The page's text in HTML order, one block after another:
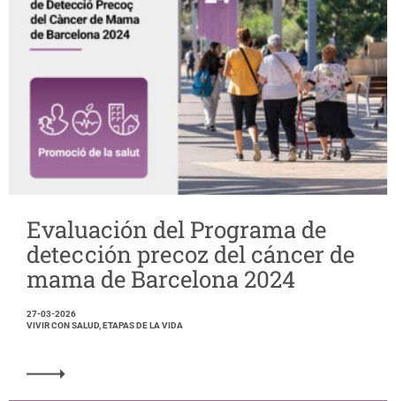
Evaluación del Programa de
detección precoz del cáncer de
mama de Barcelona 2024
27-03-2026
VIVIR CON SALUD, ETAPAS DE LA VIDA